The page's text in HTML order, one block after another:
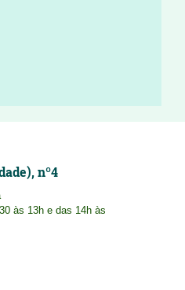
nº4
às 13h e das 14h às